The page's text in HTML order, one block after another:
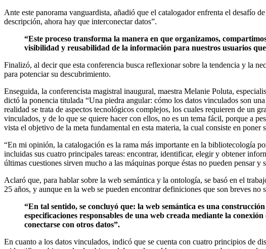
Ante este panorama vanguardista, añadió que el catalogador enfrenta el desafío
descripción, ahora hay que interconectar datos”.
“Este proceso transforma la manera en que organizamos,
visibilidad y reusabilidad de la información para nuestros usuarios
Finalizó, al decir que esta conferencia busca reflexionar sobre la tendencia y la
para potenciar su descubrimiento.
Enseguida, la conferencista magistral inaugural, maestra Melanie Poluta,
dictó la ponencia titulada “Una piedra angular: cómo los datos vinculados son
realidad se trata de aspectos tecnológicos complejos, los cuales requieren de un
vinculados, y de lo que se quiere hacer con ellos, no es un tema fácil, porque a
vista el objetivo de la meta fundamental en esta materia, la cual consiste en
“En mi opinión, la catalogación es la rama más importante en la bibliotecología
incluidas sus cuatro principales tareas: encontrar, identificar, elegir y obtener
últimas cuestiones sirven mucho a las máquinas porque éstas no pueden pensar
Aclaró que, para hablar sobre la web semántica y la ontología, se basó en el
25 años, y aunque en la web se pueden encontrar definiciones que son breves
“En tal sentido, se concluyó que: la web semántica es una
especificaciones responsables de una web creada mediante la
conectarse con otros datos”.
En cuanto a los datos vinculados, indicó que se cuenta con cuatro principios de